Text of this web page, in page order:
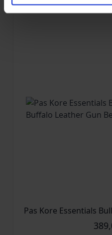
Pas Kore Essentials